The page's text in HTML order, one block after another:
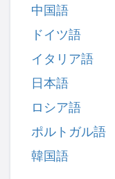
中国語
ドイツ語
イタリア語
日本語
ロシア語
ポルトガル語
韓国語